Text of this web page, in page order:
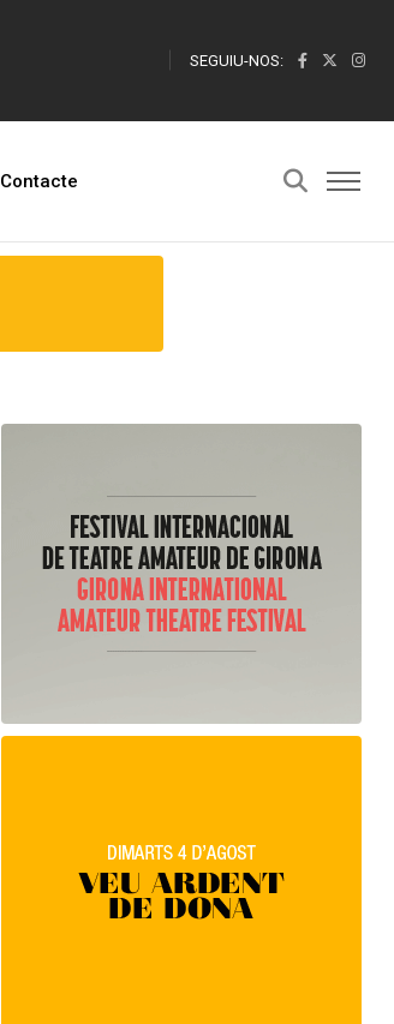
SEGUIU-NOS:
Contacte